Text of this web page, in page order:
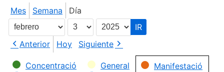
Mes Semana Día
Mes
Día
Año
Anterior
Hoy
Siguiente
Categorías
Concentració General Manifestació